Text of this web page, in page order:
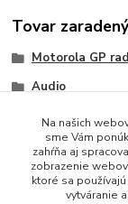
Tovar
Motorola GP
Audio
Na našich
sme Vám
zahŕňa aj
zobrazenie
ktoré sa
vytváranie